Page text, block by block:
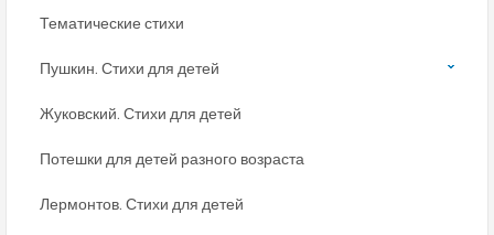
Тематические стихи
Пушкин. Стихи для детей
Жуковский. Стихи для детей
Потешки для детей разного возраста
Лермонтов. Стихи для детей